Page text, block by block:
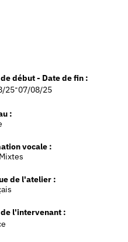
début - Date de fin :
25-07/08/25
:
vocale :
de l'atelier :
de l'intervenant :